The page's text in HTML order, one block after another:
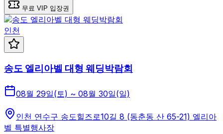
무료 VIP 입장권
인천
송도 엘리아벨 대형 웨딩박람회
08월 29일(토) ~ 08월 30일(일)
인천 연수구 송도힐즈로10길 8 (동춘동 산 65-21) 엘리아
벨 특별행사장